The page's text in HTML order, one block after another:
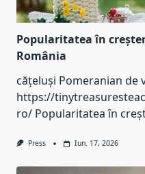
Popularitatea în
România
cățeluși Pomeranian de
https://
ro/ Popularitatea în
Press Iun. 17, 2026